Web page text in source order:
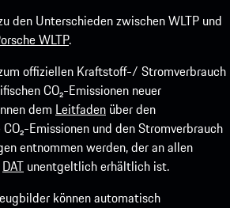
den Unterschieden zwischen WLTP und
WLTP.
offiziellen Kraftstoff-/ Stromverbrauch
CO₂-Emissionen neuer
dem Leitfaden über den
Emissionen und den Stromverbrauch
entnommen werden, der an allen
DAT unentgeltlich erhältlich ist.
können automatisch